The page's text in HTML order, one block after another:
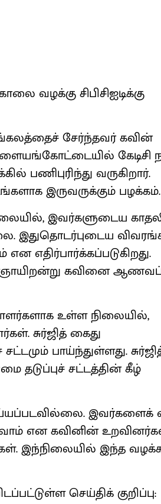
சிபிசிஐடிக்கு
சேர்ந்தவர் கவின்
கேடிசி
பணிபுரிந்து வருகிறார்.
இருவருக்கும் பழக்கம்.
இவர்களுடைய
இதுதொடர்புடைய
எதிர்பார்க்கப்படுகிறது.
கவினை
உள்ள நிலையில்,
சுர்ஜித் கைது
பாய்ந்துள்ளது.
தடுப்புச் சட்டத்தின் கீழ்
இவர்களைக்
என கவினின்
இந்நிலையில் இந்த
செய்திக் குறிப்பு: